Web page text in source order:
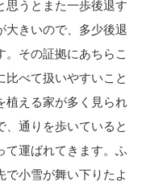
思うとまた一歩後退す
大きいので、多少後退
。その証拠にあちらこ
比べて扱いやすいこと
植える家が多く見られ
、通りを歩いていると
て運ばれてきます。ふ
で小雪が舞い下りたよ